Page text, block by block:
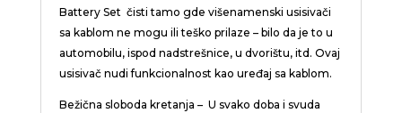
Battery Set čisti tamo gde višenamenski usisivači
sa kablom ne mogu ili teško prilaze – bilo da je to u
automobilu, ispod nadstrešnice, u dvorištu, itd. Ovaj
usisivač nudi funkcionalnost kao uređaj sa kablom.
Bežična sloboda kretanja – U svako doba i svuda